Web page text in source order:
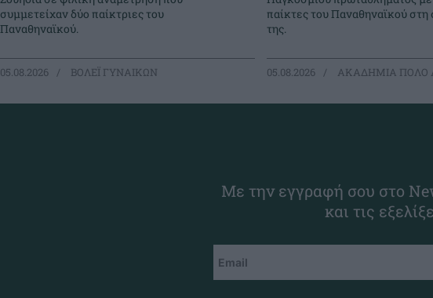
συμμετείχαν δύο παίκτριες του
Παναθηναϊκού.
05.08.2026 ΒΟΛΕΪ ΓΥΝΑΙΚΩΝ
παίκτες του Παναθηναϊκού στη
της.
05.08.2026 ΑΚΑΔΗΜΙΑ ΠΟΛΟ
Με την εγγραφή σου στο
και τις